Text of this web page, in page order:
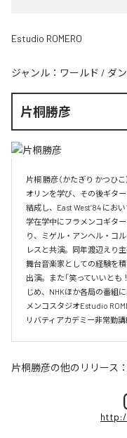
Estudio ROMERO
ジャンル： ワールド / ダ
片桐勝彦
片桐 勝彦（かたぎり かつひ
オリンを学び、その後ギタ
結成し、East West’84 にお
学在学中にフラメンコギタ
り、ミゲル・アンヘル・コ
レスと共演。同年渡辺えり
舞台音楽家としての経験を
出演。また「笑っていいとも
じめ、NHKほか各局の番組
メンコスタジオEstudio
リバティアカデミー非常勤講
片桐勝彦の他のリリース：